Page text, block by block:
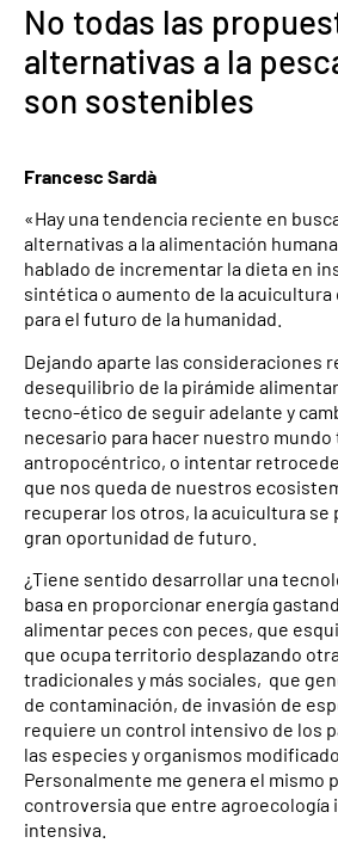
No todas las
alternativas a la
son sostenibles
Francesc Sardà
«Hay una tendencia reciente en
alternativas a la alimentación
hablado de incrementar la dieta en
sintética o aumento de la acuicultura
para el futuro de la humanidad.
Dejando aparte las consideraciones
desequilibrio de la pirámide
tecno-ético de seguir adelante y
necesario para hacer nuestro
antropocéntrico, o intentar
que nos queda de nuestros
recuperar los otros, la acuicultura se
gran oportunidad de futuro.
¿Tiene sentido desarrollar una
basa en proporcionar energía
alimentar peces con peces, que
que ocupa territorio desplazando
tradicionales y más sociales, que
de contaminación, de invasión de
requiere un control intensivo de los
las especies y organismos
Personalmente me genera el mismo
controversia que entre agroecología
intensiva.